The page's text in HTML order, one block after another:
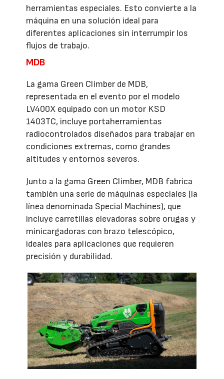
herramientas especiales. Esto convierte a la
máquina en una solución ideal para
diferentes aplicaciones sin interrumpir los
flujos de trabajo.
MDB
La gama Green Climber de MDB,
representada en el evento por el modelo
LV400X equipado con un motor KSD
1403TC, incluye portaherramientas
radiocontrolados diseñados para trabajar en
condiciones extremas, como grandes
altitudes y entornos severos.
Junto a la gama Green Climber, MDB fabrica
también una serie de máquinas especiales (la
línea denominada Special Machines), que
incluye carretillas elevadoras sobre orugas y
minicargadoras con brazo telescópico,
ideales para aplicaciones que requieren
precisión y durabilidad.